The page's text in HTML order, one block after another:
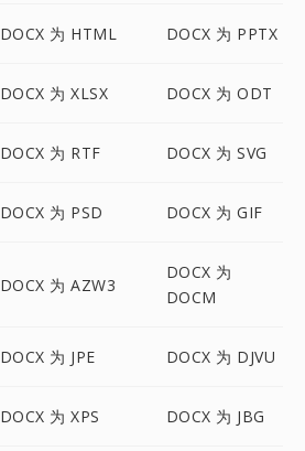
DOCX 为 HTML DOCX 为 PPTX
DOCX 为 XLSX DOCX 为 ODT
DOCX 为 RTF DOCX 为 SVG
DOCX 为 PSD DOCX 为 GIF
DOCX 为 AZW3
DOCX 为
DOCM
DOCX 为 JPE DOCX 为 DJVU
DOCX 为 XPS DOCX 为 JBG